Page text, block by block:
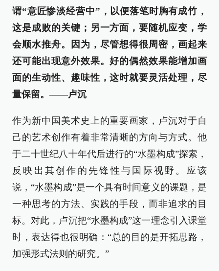
谓“意匠惨淡经营中”，以便落笔时胸有成竹，
这是成败的关键；另一方面，要随机应变，学
会顺水推舟。因为，尽管想得很周密，画起来
还可能出现意外效果。好的偶然效果能增加画
面的生动性、趣味性，这时就要灵活处理，尽
量保留。——卢沉
作为新中国美术史上的重要画家，卢沉对于自
己的艺术创作有着非常清晰的方向与方式。他
于二十世纪八十年代后进行的“水墨构成”探索，
反映出其创作的先锋性与国际视野。应该
说，“水墨构成”是一个具有时间意义的课题，是
一种思考的方法、实践的手段，而非追求的目
标。对此，卢沉把“水墨构成”这一理念引入课堂
时，表达得也很明确：“总的目的是开拓思路，
加强形式法则的研究。”